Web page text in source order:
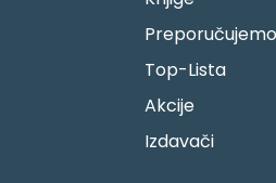
Preporučujemo
Top-Lista
Akcije
Izdavači